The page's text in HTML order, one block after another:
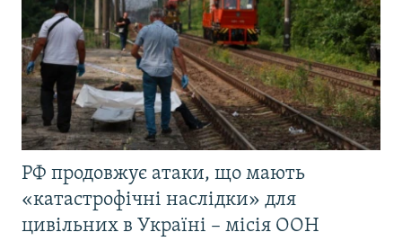
РФ продовжує атаки, що мають
«катастрофічні наслідки» для
цивільних в Україні – місія ООН